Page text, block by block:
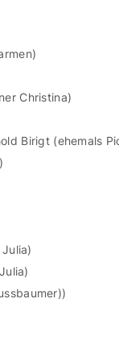
)
Christina)
Birigt (ehemals
)
)
)